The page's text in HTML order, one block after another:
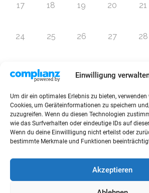
Einwilligung
Um dir ein optimales Erlebnis zu bieten,
Cookies, um Geräteinformationen zu speichern
zuzugreifen. Wenn du diesen Technologien
wie das Surfverhalten oder eindeutige IDs auf
Wenn du deine Einwillligung nicht erteilst oder
bestimmte Merkmale und Funktionen
Akzeptieren
17 18 19 20 21
24 25 26 27 28
Zur Eventübersicht